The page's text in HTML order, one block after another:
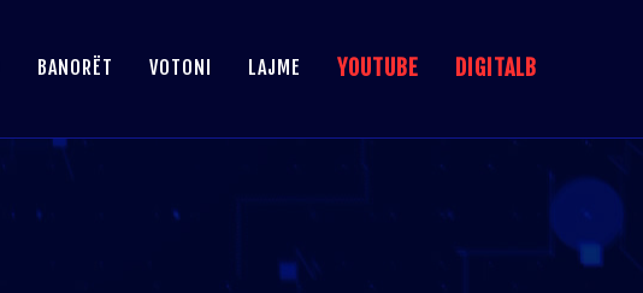
BANORËT VOTONI LAJME YOUTUBE DIGITALB